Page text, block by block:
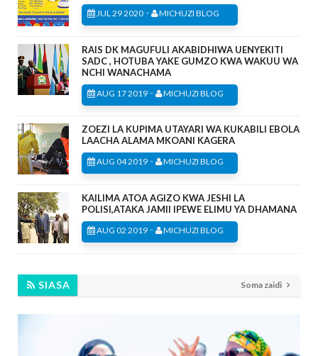
JUL 29 2020 - MICHUZI BLOG
RAIS DK MAGUFULI AKABIDHIWA UENYEKITI
SADC , HOTUBA YAKE GUMZO KWA WAKUU WA
NCHI WANACHAMA
AUG 17 2019 - MICHUZI BLOG
ZOEZI LA KUPIMA UTAYARI WA KUKABILI EBOLA
LAACHA ALAMA MKOANI KAGERA
AUG 04 2019 - MICHUZI BLOG
KAILIMA ATOA AGIZO KWA JESHI LA
POLISI,ATAKA JAMII IPEWE ELIMU YA DHAMANA
AUG 02 2019 - MICHUZI BLOG
SIASA Soma zaidi